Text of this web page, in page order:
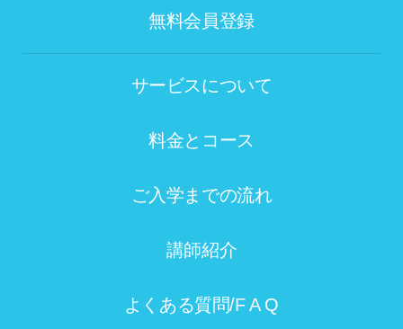
無料会員登録
サービスについて
料金とコース
ご入学までの流れ
講師紹介
よくある質問/F A Q